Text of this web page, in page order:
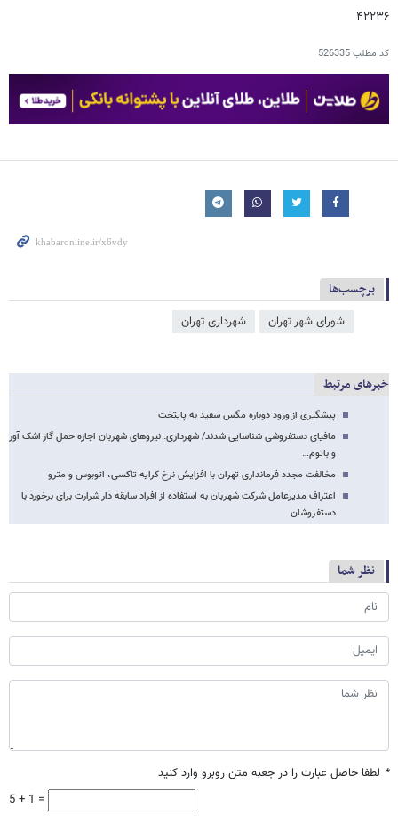
۴۲۲۳۶
کد مطلب526335
برچسب‌ها
شورای شهر تهران شهرداری تهران
خبرهای مرتبط
پیشگیری از ورود دوباره مگس سفید به پایتخت
مافیای دستفروشی شناسایی شدند/ شهرداری: نیروهای شهربان اجازه حمل گاز اشک آور
و باتوم…
مخالفت مجدد فرمانداری تهران با افزایش نرخ کرایه تاکسی، اتوبوس و مترو
اعتراف مدیرعامل شرکت شهربان به استفاده از افراد سابقه دار شرارت برای برخورد با
دستفروشان
نظر شما
* لطفا حاصل عبارت را در جعبه متن روبرو وارد کنید
5 + 1 =